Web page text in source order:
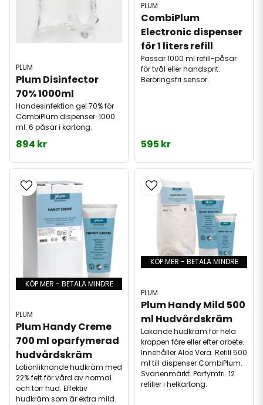
PLUM
Plum Disinfector
70% 1000ml
Handesinfektion gel 70% för
CombiPlum dispenser. 1000
ml. 6 påsar i kartong.
894 kr
PLUM
CombiPlum
Electronic dispenser
för 1 liters refill
Passar 1000 ml refill-påsar
för tvål eller handsprit.
Beröringsfri sensor.
595 kr
KÖP MER - BETALA MINDRE
PLUM
Plum Handy Creme
700 ml oparfymerad
hudvårdskräm
Lotionliknande hudkräm med
22% fett för vård av normal
och torr hud. Effektiv
hudkräm som är extra mild.
KÖP MER - BETALA MINDRE
PLUM
Plum Handy Mild 500
ml Hudvårdskräm
Läkande hudkräm för hela
kroppen före eller efter arbete.
Innehåller Aloe Vera. Refill 500
ml till dispenser CombiPlum.
Svanenmärkt. Parfymfri. 12
refiller i helkartong.